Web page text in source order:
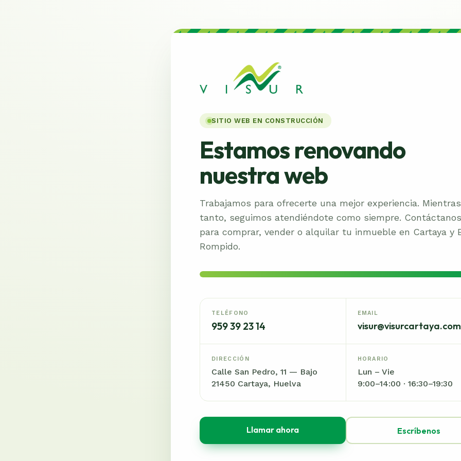
SITIO WEB EN CONSTRUCCIÓN
Estamos renovando
nuestra web
Trabajamos para ofrecerte una mejor experiencia. Mientras
tanto, seguimos atendiéndote como siempre. Contáctanos
para comprar, vender o alquilar tu inmueble en Cartaya y
Rompido.
TELÉFONO
959 39 23 14
EMAIL
visur@visurcartaya.com
DIRECCIÓN
Calle San Pedro, 11 — Bajo
21450 Cartaya, Huelva
HORARIO
Lun – Vie
9:00–14:00 · 16:30–19:30
Llamar ahora Escríbenos